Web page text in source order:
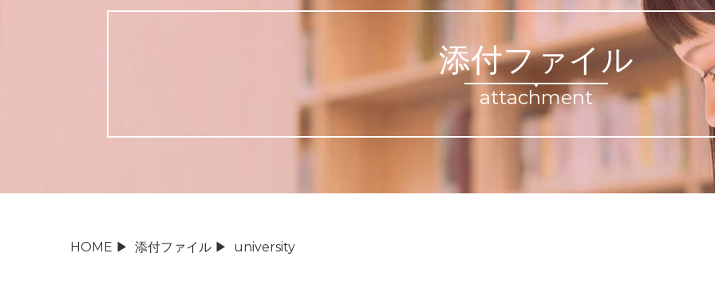
添付ファイル
attachment
HOME ▶ 添付ファイル ▶ university